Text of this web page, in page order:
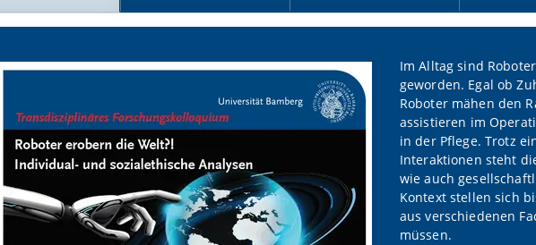
Im Alltag sind
geworden. Egal ob
Roboter mähen den
assistieren im
in der Pflege. Trotz
Interaktionen steht
wie auch
Kontext stellen sich
aus verschiedenen
müssen.